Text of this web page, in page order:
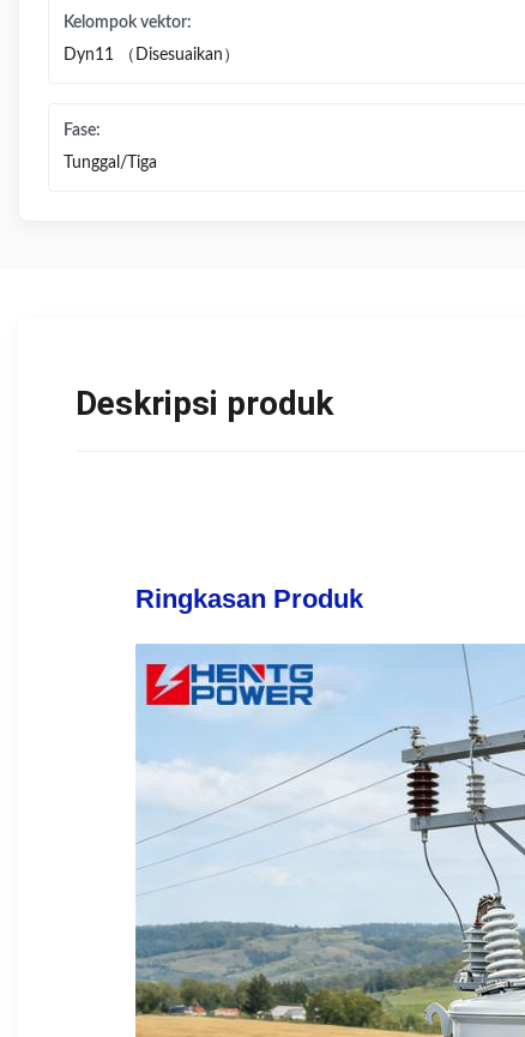
Kelompok vektor:
Dyn11 （Disesuaikan）
Fase:
Tunggal/Tiga
Deskripsi produk
Ringkasan Produk